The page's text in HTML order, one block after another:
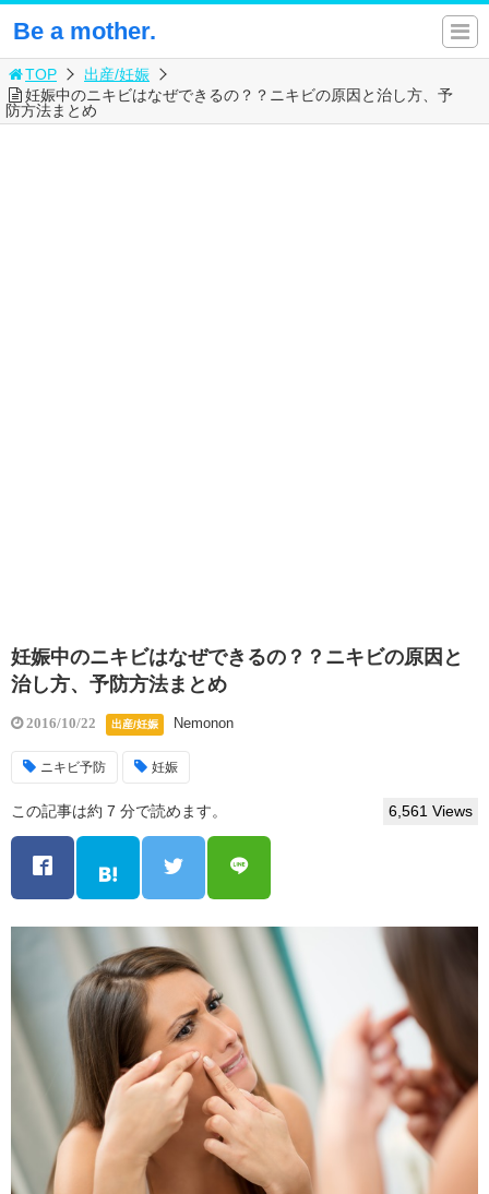
Be a mother.
TOP
出産/妊娠
妊娠中のニキビはなぜできるの？？ニキビの原因と治し方、予
防方法まとめ
妊娠中のニキビはなぜできるの？？ニキビの原因と
治し方、予防方法まとめ
2016/10/22 出産/妊娠 Nemonon
ニキビ予防 妊娠
この記事は約 7 分で読めます。 6,561 Views